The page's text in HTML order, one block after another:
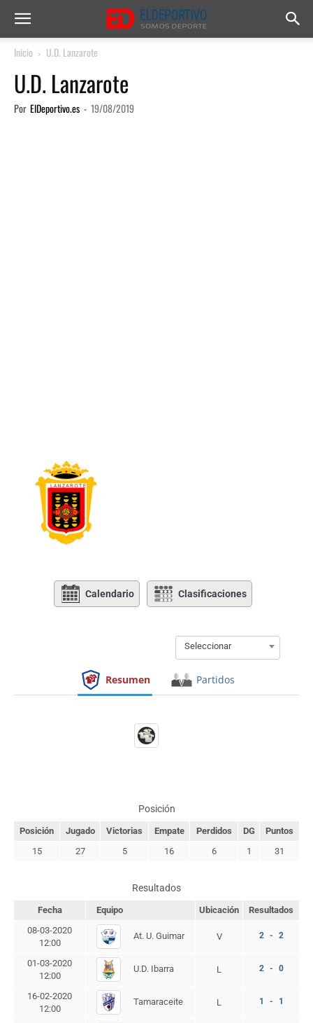
Inicio U.D. Lanzarote
U.D. Lanzarote
Por ElDeportivo.es - 19/08/2019
Calendario Clasificaciones
Seleccionar
Resumen Partidos
Posición
Posición Jugado Victorias Empate Perdidos DG
Puntos
15
27 5 16 6 1 31
Resultados
Fecha Equipo Ubicación
Resultados
08-03-2020
12:00
At. U. Guimar V 2 - 2
01-03-2020
12:00
U.D. Ibarra L 2 - 0
16-02-2020
12:00
Tamaraceite L 1 - 1